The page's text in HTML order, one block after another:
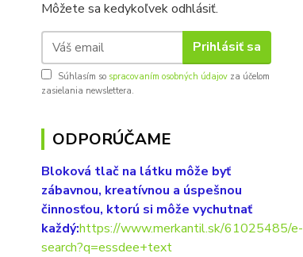
Môžete sa kedykoľvek odhlásiť.
Prihlásiť sa
Súhlasím so spracovaním osobných údajov za účelom
zasielania newslettera.
ODPORÚČAME
Bloková tlač na látku môže byť
zábavnou, kreatívnou a úspešnou
činnosťou, ktorú si môže vychutnať
každý:https://www.merkantil.sk/61025485/e-
search?q=essdee+text